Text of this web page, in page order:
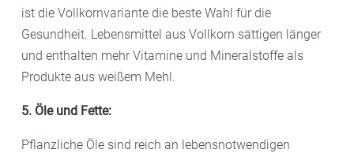
ist die Vollkornvariante die beste Wahl für die
Gesundheit. Lebensmittel aus Vollkorn sättigen länger
und enthalten mehr Vitamine und Mineralstoffe als
Produkte aus weißem Mehl.
5. Öle und Fette:
Pflanzliche Öle sind reich an lebensnotwendigen